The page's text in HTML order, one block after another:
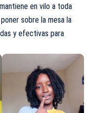
en vilo a toda
sobre la mesa la
y efectivas para